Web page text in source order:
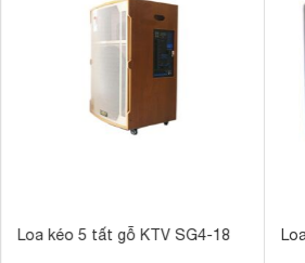
Loa kéo 5 tất gỗ KTV SG4-18